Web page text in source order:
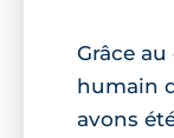
Grâce
humain
avons